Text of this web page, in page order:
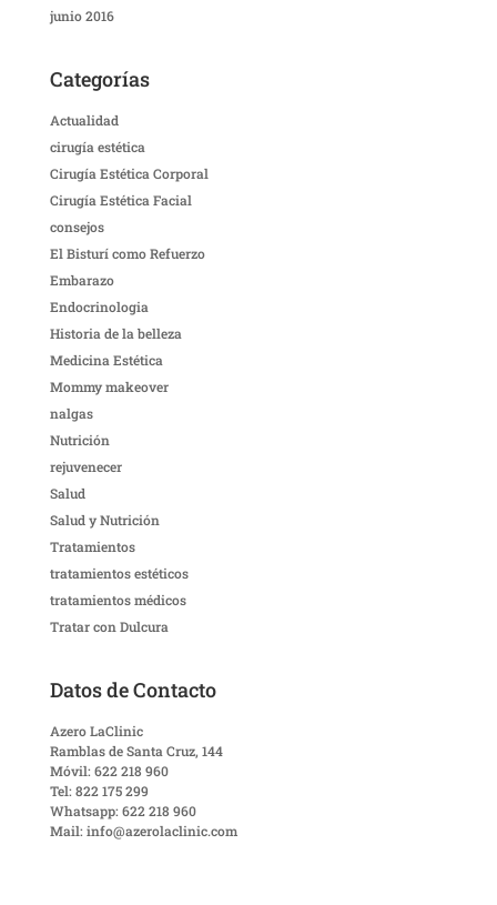
junio 2016
Categorías
Actualidad
cirugía estética
Cirugía Estética Corporal
Cirugía Estética Facial
consejos
El Bisturí como Refuerzo
Embarazo
Endocrinologia
Historia de la belleza
Medicina Estética
Mommy makeover
nalgas
Nutrición
rejuvenecer
Salud
Salud y Nutrición
Tratamientos
tratamientos estéticos
tratamientos médicos
Tratar con Dulcura
Datos de Contacto
Azero LaClinic
Ramblas de Santa Cruz, 144
Móvil: 622 218 960
Tel: 822 175 299
Whatsapp: 622 218 960
Mail: info@azerolaclinic.com